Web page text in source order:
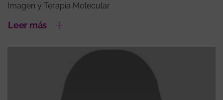
Imagen y Terapia Molecular
Leer más